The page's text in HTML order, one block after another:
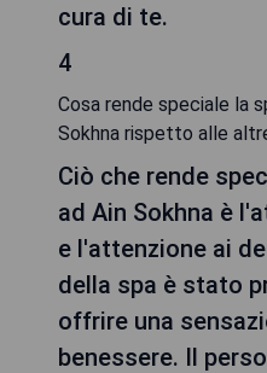
cura di te.
4
Cosa rende speciale la
Sokhna rispetto alle
Ciò che rende
ad Ain Sokhna è
e l'attenzione ai
della spa è stato
offrire una
benessere. Il